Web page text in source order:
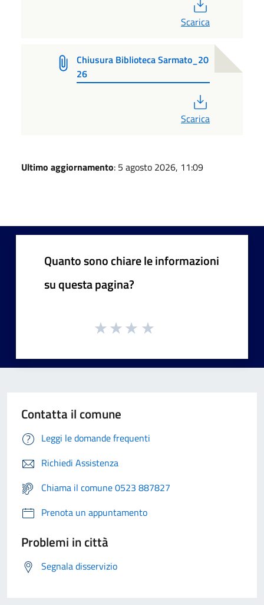
Scarica
Chiusura Biblioteca Sarmato_20
26
Scarica
Ultimo aggiornamento: 5 agosto 2026, 11:09
Quanto sono chiare le informazioni
su questa pagina?
Contatta il comune
Leggi le domande frequenti
Richiedi Assistenza
Chiama il comune 0523 887827
Prenota un appuntamento
Problemi in città
Segnala disservizio